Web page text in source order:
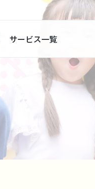
サービス一覧